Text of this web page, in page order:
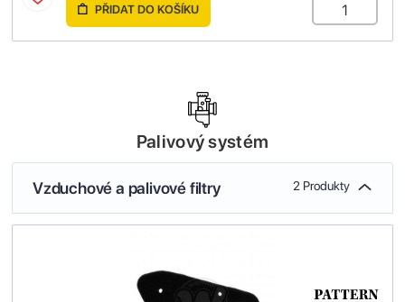
PŘIDAT DO KOŠÍKU
Palivový systém
Vzduchové a palivové filtry 2 Produkty